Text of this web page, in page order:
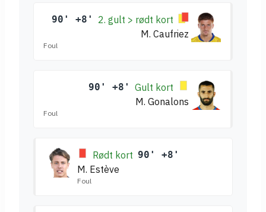
90' +8'
2. gult > rødt kort
M. Caufriez
Foul
90' +8'
Gult kort
M. Gonalons
Foul
Rødt kort 90' +8'
M. Estève
Foul